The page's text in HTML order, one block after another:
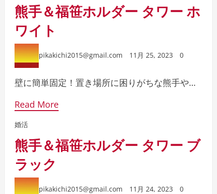
熊手＆福笹ホルダー タワー ホ
ワイト
pikakichi2015@gmail.com 11月 25, 2023 0
壁に簡単固定！置き場所に困りがちな熊手や…
Read More
婚活
熊手＆福笹ホルダー タワー ブ
ラック
pikakichi2015@gmail.com 11月 24, 2023 0